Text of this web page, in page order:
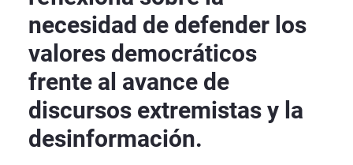
necesidad de defender los
valores democráticos
frente al avance de
discursos extremistas y la
desinformación.